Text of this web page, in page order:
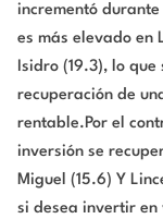
incrementó
es más elevado en
Isidro (19.3), lo
recuperación de
rentable.Por el
inversión se
Miguel (15.6) Y
si desea invertir